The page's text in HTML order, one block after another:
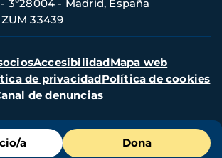
a Dona
3º28004 - Madrid, España
33439
AccesibilidadMapa web
de privacidadPolítica de cookies
de denuncias